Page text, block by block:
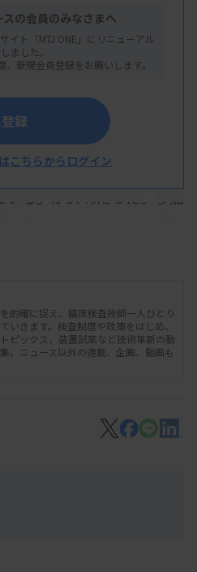
検査技師会の若手組織が、
交流を活性化するための課
動の参考とする目的で実
年部役員14人を対象にし
対する認知度は、「知らな
いる」が37％だった。参加
クニカルスキル」
その他」では実技指導や手
働き方などの企画を求める
きるかで最も多いのは
次いで「1000円以内」
る特典では「生涯教育点
ィ」が27％、「特にな
の会員のみなさまへ
イト「MTJ ONE」にリニューアル
ました。
新規会員登録をお願いします。
録
こちらからログイン
的確に捉え、臨床検査技師一人ひとり
いきます。検査制度や政策をはじめ、
ピックス、装置試薬など技術革新の動
。ニュース以外の連載、企画、動画も